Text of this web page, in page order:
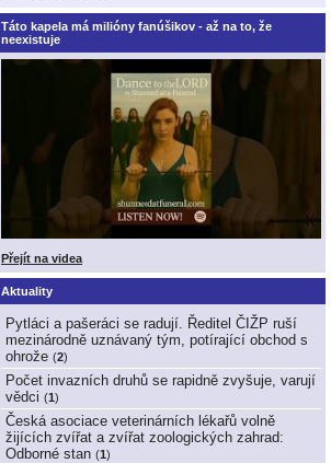
Táto kapela má milióny fanúšikov - až na to, že
neexistuje
Přejít na videa
Aktuality
Pytláci a pašeráci se radují. Ředitel ČIŽP ruší
mezinárodně uznávaný tým, potírající obchod s
ohrože (2)
Počet invazních druhů se rapidně zvyšuje, varují
vědci (1)
Česká asociace veterinárních lékařů volně
žijících zvířat a zvířat zoologických zahrad:
Odborné stan (1)